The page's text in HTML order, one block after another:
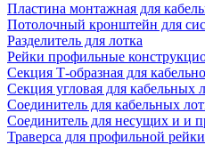
Пластина монтажная для
Потолочный кронштейн для
Разделитель для лотка
Рейки профильные
Секция Т-образная для
Секция угловая для кабельных
Соединитель для кабельных
Соединитель для несущих и и
Траверса для профильной рейки